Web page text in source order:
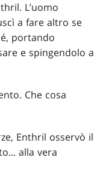
L’uomo
a fare altro se
portando
e spingendolo a
Che cosa
Enthril osservò il
alla vera